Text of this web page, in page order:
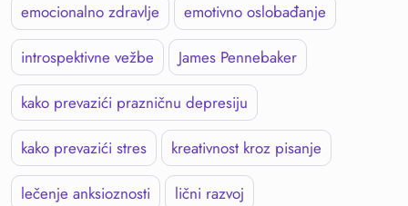
emocionalno zdravlje emotivno oslobađanje
introspektivne vežbe James Pennebaker
kako prevazići prazničnu depresiju
kako prevazići stres kreativnost kroz pisanje
lečenje anksioznosti lični razvoj